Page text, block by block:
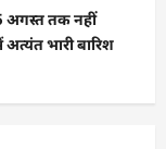
अगस्त तक नहीं
भारी बारिश